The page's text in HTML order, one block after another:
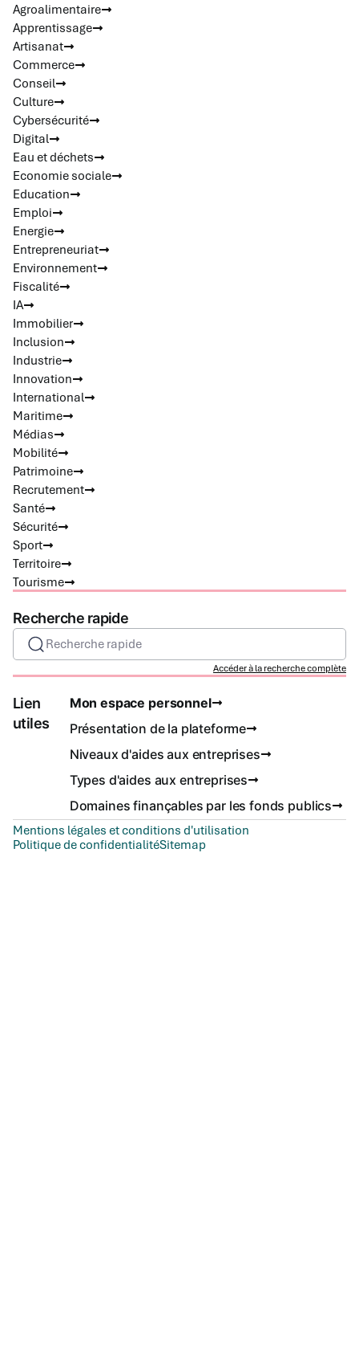
Agroalimentaire
Apprentissage
Artisanat
Commerce
Conseil
Culture
Cybersécurité
Digital
Eau et déchets
Economie sociale
Education
Emploi
Energie
Entrepreneuriat
Environnement
Fiscalité
IA
Immobilier
Inclusion
Industrie
Innovation
International
Maritime
Médias
Mobilité
Patrimoine
Recrutement
Santé
Sécurité
Sport
Territoire
Tourisme
Recherche rapide
Recherche rapide
Accéder à la recherche complète
Lien
utiles
Mon espace personnel
Présentation de la plateforme
Niveaux d'aides aux entreprises
Types d'aides aux entreprises
Domaines finançables par les fonds publics
Mentions légales et conditions d'utilisation
Politique de confidentialitéSitemap